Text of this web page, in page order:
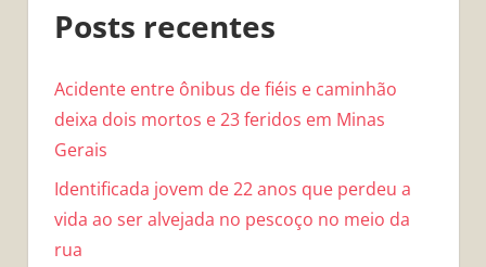
Posts recentes
Acidente entre ônibus de fiéis e caminhão
deixa dois mortos e 23 feridos em Minas
Gerais
Identificada jovem de 22 anos que perdeu a
vida ao ser alvejada no pescoço no meio da
rua